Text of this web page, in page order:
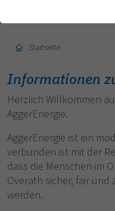
Startseite
Informationen
Herzlich Willkommen
AggerEnergie.
AggerEnergie ist ein
verbunden ist mit der
dass die Menschen im
Overath sicher, fair und
werden.